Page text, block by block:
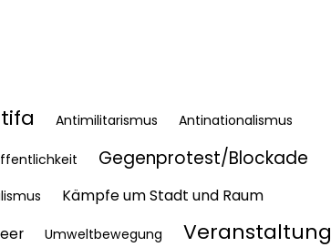
Antimilitarismus Antinationalismus
Gegenprotest/Blockade
Kämpfe um Stadt und Raum
Umweltbewegung Veranstaltung